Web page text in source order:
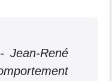
Jean-René